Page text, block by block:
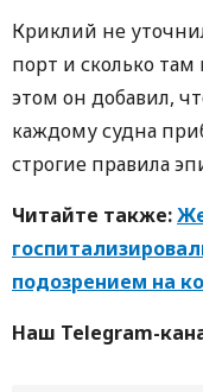
Криклий не
порт и сколько
этом он добавил,
каждому судна
строгие правила
Читайте также:
подозрением на
Наш Telegram-